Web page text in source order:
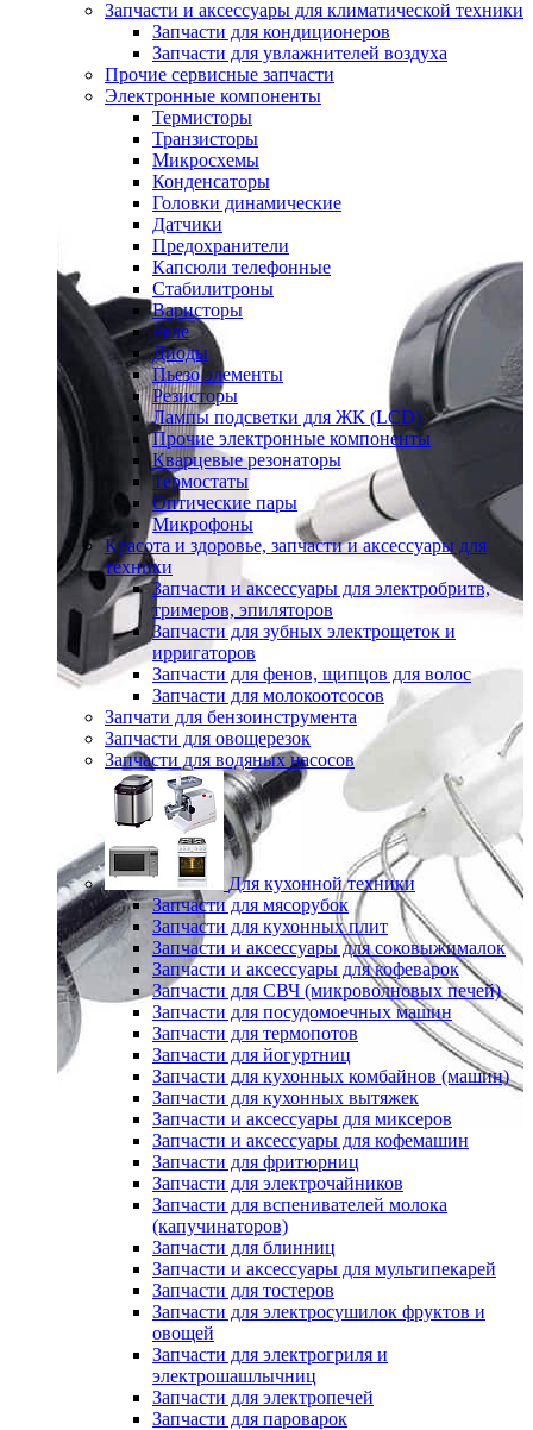
Запчасти и аксессуары для климатической техники
Запчасти для кондиционеров
Запчасти для увлажнителей воздуха
Прочие сервисные запчасти
Электронные компоненты
Термисторы
Транзисторы
Микросхемы
Конденсаторы
Головки динамические
Датчики
Предохранители
Капсюли телефонные
Стабилитроны
Варисторы
Реле
Диоды
Пьезо элементы
Резисторы
Лампы подсветки для ЖК (LCD)
Прочие электронные компоненты
Кварцевые резонаторы
Термостаты
Оптические пары
Микрофоны
Красота и здоровье, запчасти и аксессуары для
техники
Запчасти и аксессуары для электробритв,
тримеров, эпиляторов
Запчасти для зубных электрощеток и
ирригаторов
Запчасти для фенов, щипцов для волос
Запчасти для молокоотсосов
Запчати для бензоинструмента
Запчасти для овощерезок
Запчасти для водяных насосов
Для кухонной техники
Запчасти для мясорубок
Запчасти для кухонных плит
Запчасти и аксессуары для соковыжималок
Запчасти и аксессуары для кофеварок
Запчасти для СВЧ (микроволновых печей)
Запчасти для посудомоечных машин
Запчасти для термопотов
Запчасти для йогуртниц
Запчасти для кухонных комбайнов (машин)
Запчасти для кухонных вытяжек
Запчасти и аксессуары для миксеров
Запчасти и аксессуары для кофемашин
Запчасти для фритюрниц
Запчасти для электрочайников
Запчасти для вспенивателей молока
(капучинаторов)
Запчасти для блинниц
Запчасти и аксессуары для мультипекарей
Запчасти для тостеров
Запчасти для электросушилок фруктов и
овощей
Запчасти для электрогриля и
электрошашлычниц
Запчасти для электропечей
Запчасти для пароварок